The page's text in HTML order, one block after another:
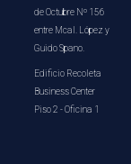
de Octubre Nº 156
entre Mcal. López y
Guido Spano.
Edificio Recoleta
Business Center
Piso 2 - Oficina 1